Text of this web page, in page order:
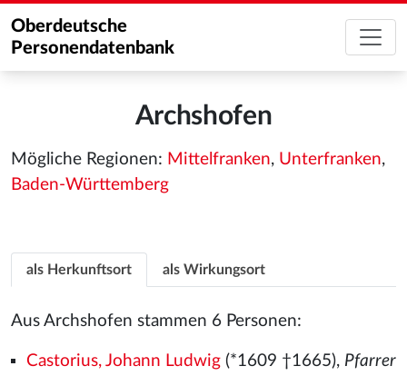
Oberdeutsche
Personendatenbank
Archshofen
Mögliche Regionen: Mittelfranken, Unterfranken,
Baden-Württemberg
als Herkunftsort als Wirkungsort
Aus Archshofen stammen 6 Personen:
Castorius, Johann Ludwig(*1609 †1665), Pfarrer